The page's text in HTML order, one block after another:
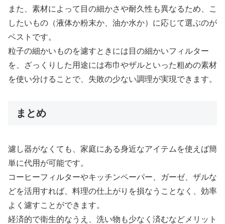
また、素材によって目の細かさや耐久性も異なるため、こ
したいもの（液体か粉末か、油か水か）に応じて選ぶのが
ベストです。
粒子の細かいものを濾すときには目の細かいフィルター
を、ざっくりした用途には布巾やザルといった粗めの素材
を使い分けることで、失敗の少ない調理が実現できます。
まとめ
濾し器がなくても、家庭にある身近なアイテムを使えば簡
単に代用が可能です。
コーヒーフィルターやキッチンペーパー、ガーゼ、ザルな
どを活用すれば、料理の仕上がりを損なうことなく、効率
よく濾すことができます。
経済的で衛生的なうえ、洗い物も少なく済むなどメリット